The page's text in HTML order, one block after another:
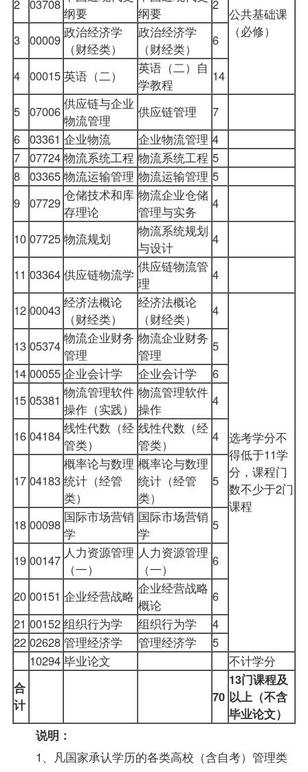
公共基础课
（必修）
2 03708
纲要
纲要
2
3 00009 政治经济学
（财经类）
政治经济学
（财经类）
6
4 00015 英语（二）
英语（二）自
学教程
14
5 07006 供应链与企业
物流管理
供应链管理
7
6 03361 企业物流 企业物流管理 4
7 07724 物流系统工程 物流系统工程 5
8 03365 物流运输管理 物流运输管理 5
9 07729 仓储技术和库
存理论
物流企业仓储
管理与实务
4
10 07725 物流规划
物流系统规划
与设计
4
11 03364 供应链物流学 供应链物流管
理
4
12 00043 经济法概论
（财经类）
经济法概论
（财经类）
4
选考学分不
得低于11学
分，课程门
数不少于2门
课程
13 05374 物流企业财务
管理
物流企业财务
管理
5
14 00055 企业会计学 企业会计学
6
15 05381 物流管理软件
操作（实践）
物流管理软件
操作
4
16 04184 线性代数（经
管类）
线性代数（经
管类）
4
17 04183
概率论与数理
统计（经管
类）
概率论与数理
统计（经管
类）
5
18 00098 国际市场营销
学
国际市场营销
学
5
19 00147 人力资源管理
（一）
人力资源管理
（一）
6
20 00151 企业经营战略 企业经营战略
概论
6
21 00152 组织行为学 组织行为学
4
22 02628 管理经济学 管理经济学
5
10294 毕业论文
不计学分
合
计
70
13门课程及
以上（不含
毕业论文）
说明：
1、凡国家承认学历的各类高校（含自考）管理类